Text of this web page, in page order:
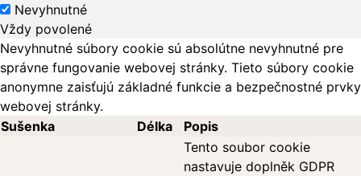
Nevyhnutné
Vždy povolené
Nevyhnutné súbory cookie sú absolútne nevyhnutné pre
správne fungovanie webovej stránky. Tieto súbory cookie
anonymne zaisťujú základné funkcie a bezpečnostné prvky
webovej stránky.
Sušenka
Délka Popis
Tento soubor cookie
nastavuje doplněk GDPR